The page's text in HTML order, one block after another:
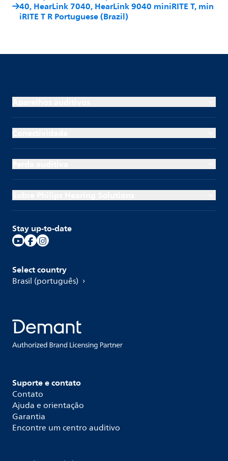
40, HearLink 7040, HearLink 9040 miniRITE T, min
iRITE T R Portuguese (Brazil)
Suporte e contato
Contato
Ajuda e orientação
Garantia
Encontre um centro auditivo
Stay up-to-date
Select country
Brasil (português)